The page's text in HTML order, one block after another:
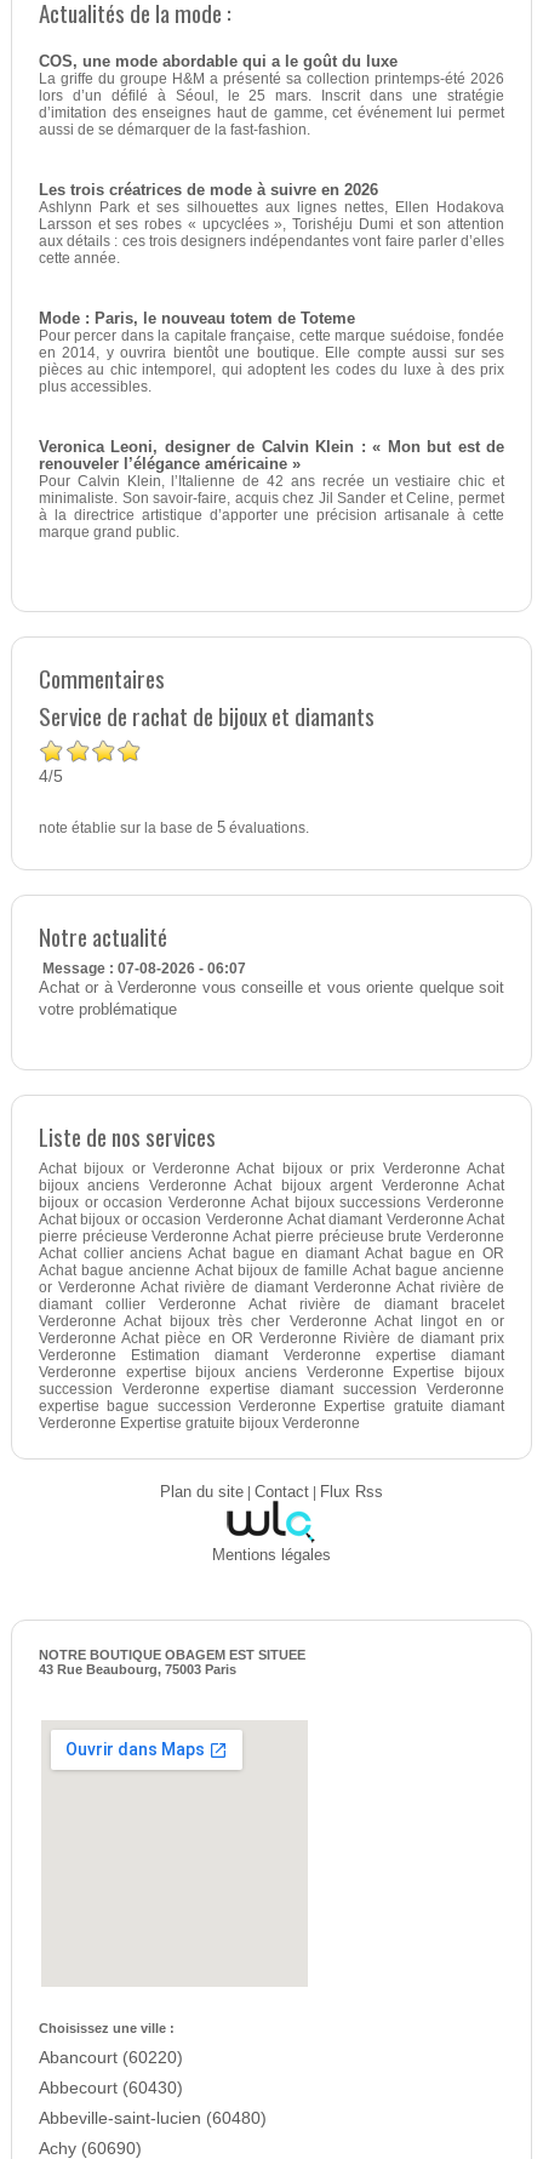
Actualités de la mode :
COS, une mode abordable qui a le goût du luxe
La griffe du groupe H&M a présenté sa collection printemps-été 2026
lors d’un défilé à Séoul, le 25 mars. Inscrit dans une stratégie
d’imitation des enseignes haut de gamme, cet événement lui permet
aussi de se démarquer de la fast-fashion.
Les trois créatrices de mode à suivre en 2026
Ashlynn Park et ses silhouettes aux lignes nettes, Ellen Hodakova
Larsson et ses robes « upcyclées », Torishéju Dumi et son attention
aux détails : ces trois designers indépendantes vont faire parler d’elles
cette année.
Mode : Paris, le nouveau totem de Toteme
Pour percer dans la capitale française, cette marque suédoise, fondée
en 2014, y ouvrira bientôt une boutique. Elle compte aussi sur ses
pièces au chic intemporel, qui adoptent les codes du luxe à des prix
plus accessibles.
Veronica Leoni, designer de Calvin Klein : « Mon but est de
renouveler l’élégance américaine »
Pour Calvin Klein, l’Italienne de 42 ans recrée un vestiaire chic et
minimaliste. Son savoir-faire, acquis chez Jil Sander et Celine, permet
à la directrice artistique d’apporter une précision artisanale à cette
marque grand public.
Commentaires
Service de rachat de bijoux et diamants
4/5
note établie sur la base de 5évaluations.
Notre actualité
Message : 07-08-2026 - 06:07
Achat or à Verderonne vous conseille et vous oriente quelque soit
votre problématique
Liste de nos services
Achat bijoux or Verderonne Achat bijoux or prix Verderonne Achat
bijoux anciens Verderonne Achat bijoux argent Verderonne Achat
bijoux or occasion Verderonne Achat bijoux successions Verderonne
Achat bijoux or occasion Verderonne Achat diamant Verderonne Achat
pierre précieuse Verderonne Achat pierre précieuse brute Verderonne
Achat collier anciens Achat bague en diamant Achat bague en OR
Achat bague ancienne Achat bijoux de famille Achat bague ancienne
or Verderonne Achat rivière de diamant Verderonne Achat rivière de
diamant collier Verderonne Achat rivière de diamant bracelet
Verderonne Achat bijoux très cher Verderonne Achat lingot en or
Verderonne Achat pièce en OR Verderonne Rivière de diamant prix
Verderonne Estimation diamant Verderonne expertise diamant
Verderonne expertise bijoux anciens Verderonne Expertise bijoux
succession Verderonne expertise diamant succession Verderonne
expertise bague succession Verderonne Expertise gratuite diamant
Verderonne Expertise gratuite bijoux Verderonne
Plan du site| Contact| Flux Rss
Mentions légales
NOTRE BOUTIQUE OBAGEM EST SITUEE
43 Rue Beaubourg, 75003 Paris
Choisissez une ville :
Abancourt (60220)
Abbecourt (60430)
Abbeville-saint-lucien (60480)
Achy (60690)